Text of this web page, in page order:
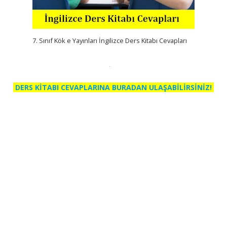
7. Sınıf Kök e Yayınları İngilizce Ders Kitabı Cevapları
DERS KİTABI CEVAPLARINA BURADAN ULAŞABİLİRSİNİZ!